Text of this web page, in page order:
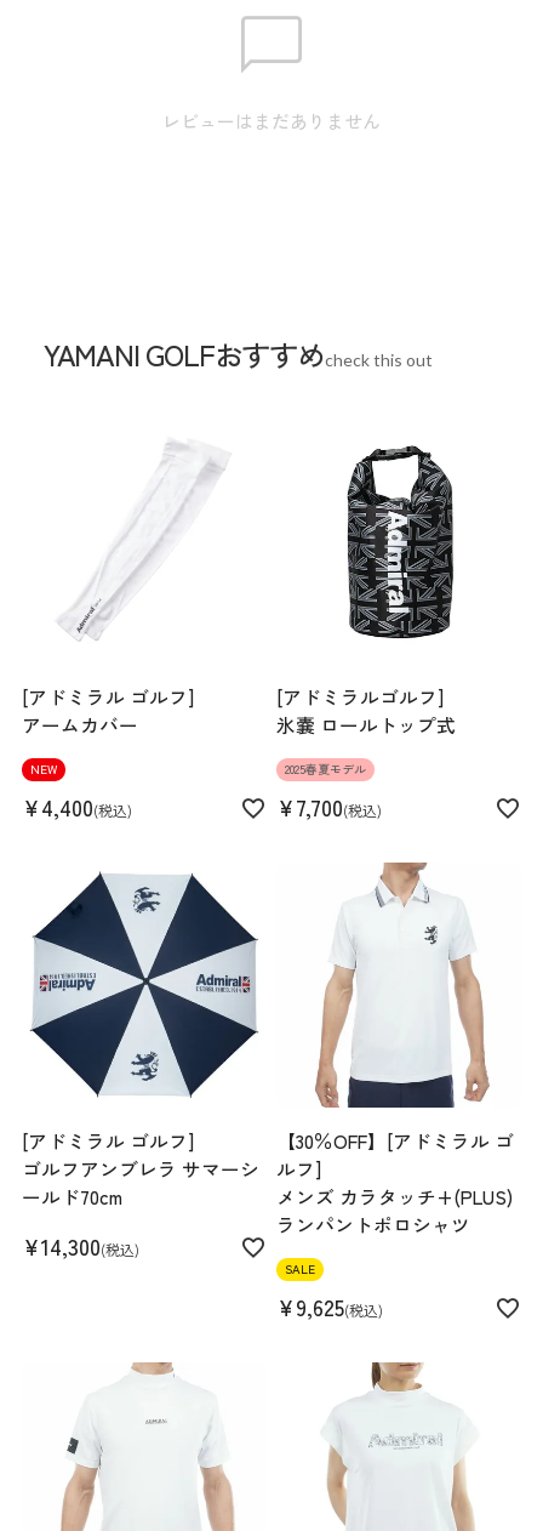
※実寸のため、商品タグのサイズ表記（目安）とは異なりま
袖丈:24.5cm
本体:ポリエステル100% 別布部分:ポリエステ
ル82% ポリウレタン18%
生産国
レビューはまだありません
YAMANI GOLFおすすめcheck this out
[アドミラル ゴルフ]
アームカバー
NEW
¥4,400 税込
[アドミラルゴルフ]
氷嚢 ロールトップ式
2025春夏モデル
¥7,700 税込
[アドミラル ゴルフ]
ゴルフアンブレラ サマーシ
ールド70cm
¥14,300 税込
【30％OFF】[アドミラル ゴ
ルフ]
メンズ カラタッチ+(PLUS)
ランパントポロシャツ
SALE
¥9,625 税込